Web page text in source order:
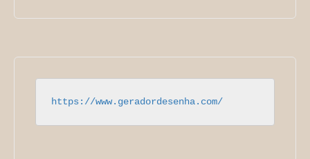
https://www.geradordesenha.com/